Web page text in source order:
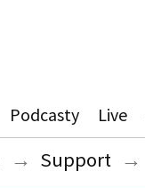
Podcasty Live
→ Support →